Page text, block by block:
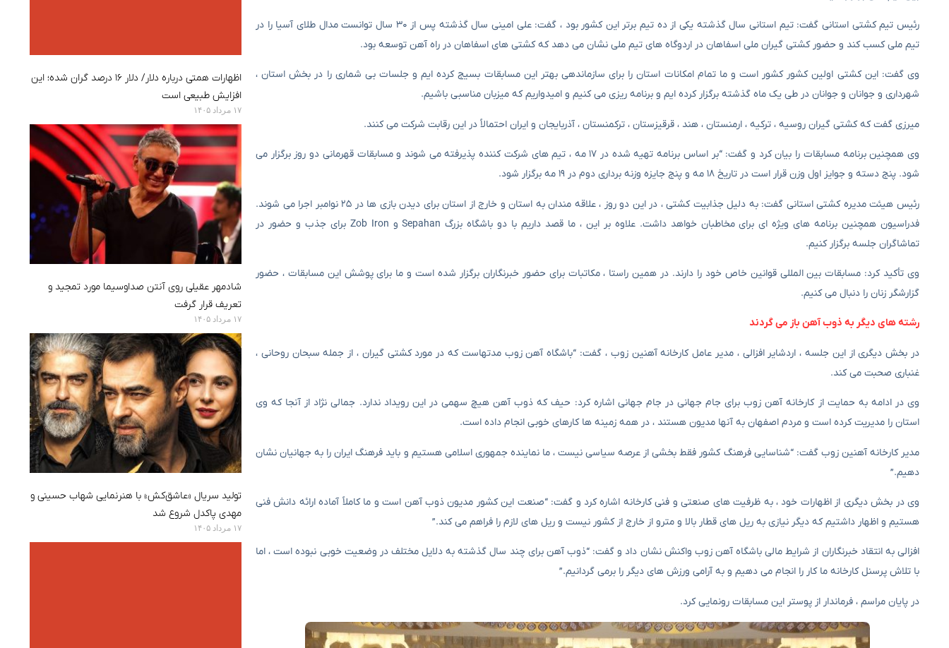
رئیس تیم کشتی استانی گفت: تیم استانی سال گذشته یکی از ده تیم برتر این کشور بود ، گفت: علی امینی سال گذشته پس از ۳۰ سال توانست مدال طلای آسیا را در
تیم ملی کسب کند و حضور کشتی گیران ملی اسفاهان در اردوگاه های تیم ملی نشان می دهد که کشتی های اسفاهان در راه آهن توسعه بود.
وی گفت: این کشتی اولین کشور کشور است و ما تمام امکانات استان را برای سازماندهی بهتر این مسابقات بسیج کرده ایم و جلسات بی شماری را در بخش استان ،
شهرداری و جوانان و جوانان در طی یک ماه گذشته برگزار کرده ایم و برنامه ریزی می کنیم و امیدواریم که میزبان مناسبی باشیم.
میرزی گفت که کشتی گیران روسیه ، ترکیه ، ارمنستان ، هند ، قرقیزستان ، ترکمنستان ، آذربایجان و ایران احتمالاً در این رقابت شرکت می کنند.
وی همچنین برنامه مسابقات را بیان کرد و گفت: “بر اساس برنامه تهیه شده در ۱۷ مه ، تیم های شرکت کننده پذیرفته می شوند و مسابقات قهرمانی دو روز برگزار می
شود. پنج دسته و جوایز اول وزن قرار است در تاریخ ۱۸ مه و پنج جایزه وزنه برداری دوم در ۱۹ مه برگزار شود.
رئیس هیئت مدیره کشتی استانی گفت: به دلیل جذابیت کشتی ، در این دو روز ، علاقه مندان به استان و خارج از استان برای دیدن بازی ها در ۲۵ نوامبر اجرا می شوند.
فدراسیون همچنین برنامه های ویژه ای برای مخاطبان خواهد داشت. علاوه بر این ، ما قصد داریم با دو باشگاه بزرگ Sepahan و Zob Iron برای جذب و حضور در
تماشاگران جلسه برگزار کنیم.
وی تأکید کرد: مسابقات بین المللی قوانین خاص خود را دارند. در همین راستا ، مکاتبات برای حضور خبرنگاران برگزار شده است و ما برای پوشش این مسابقات ، حضور
گزارشگر زنان را دنبال می کنیم.
رشته های دیگر به ذوب آهن باز می گردند
در بخش دیگری از این جلسه ، اردشایر افزالی ، مدیر عامل کارخانه آهنین زوب ، گفت: “باشگاه آهن زوب مدتهاست که در مورد کشتی گیران ، از جمله سبحان روحانی ،
غنباری صحبت می کند.
وی در ادامه به حمایت از کارخانه آهن زوب برای جام جهانی در جام جهانی اشاره کرد: حیف که ذوب آهن هیچ سهمی در این رویداد ندارد. جمالی نژاد از آنجا که وی
استان را مدیریت کرده است و مردم اصفهان به آنها مدیون هستند ، در همه زمینه ها کارهای خوبی انجام داده است.
مدیر کارخانه آهنین زوب گفت: “شناسایی فرهنگ کشور فقط بخشی از عرصه سیاسی نیست ، ما نماینده جمهوری اسلامی هستیم و باید فرهنگ ایران را به جهانیان نشان
دهیم.”
وی در بخش دیگری از اظهارات خود ، به ظرفیت های صنعتی و فنی کارخانه اشاره کرد و گفت: “صنعت این کشور مدیون ذوب آهن است و ما کاملاً آماده ارائه دانش فنی
هستیم و اظهار داشتیم که دیگر نیازی به ریل های قطار بالا و مترو از خارج از کشور نیست و ریل های لازم را فراهم می کند.”
افزالی به انتقاد خبرنگاران از شرایط مالی باشگاه آهن زوب واکنش نشان داد و گفت: “ذوب آهن برای چند سال گذشته به دلایل مختلف در وضعیت خوبی نبوده است ، اما
با تلاش پرسنل کارخانه ما کار را انجام می دهیم و به آرامی ورزش های دیگر را برمی گردانیم.”
در پایان مراسم ، فرماندار از پوستر این مسابقات رونمایی کرد.
اظهارات همتی درباره دلار/ دلار ۱۶ درصد گران شده؛ این
افزایش طبیعی است
۱۷ مرداد ۱۴۰۵
شادمهر عقیلی روی آنتن صداوسیما مورد تمجید و
تعریف قرار گرفت
۱۷ مرداد ۱۴۰۵
تولید سریال «عاشق‌کش» با هنرنمایی شهاب حسینی و
مهدی پاکدل شروع شد
۱۷ مرداد ۱۴۰۵